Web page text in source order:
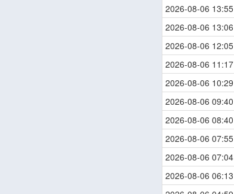
2026-08-06 13:55
2026-08-06 13:06
2026-08-06 12:05
2026-08-06 11:17
2026-08-06 10:29
2026-08-06 09:40
2026-08-06 08:40
2026-08-06 07:55
2026-08-06 07:04
2026-08-06 06:13